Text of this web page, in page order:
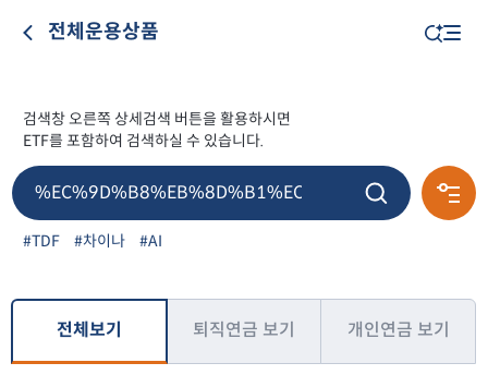
전체운용상품
검색창 오른쪽 상세검색 버튼을 활용하시면
ETF를 포함하여 검색하실 수 있습니다.
#TDF #차이나 #AI
전체보기 퇴직연금 보기 개인연금 보기